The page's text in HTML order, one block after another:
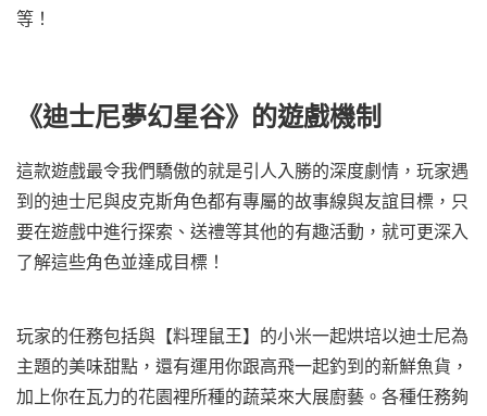
等！
《迪士尼夢幻星谷》的遊戲機制
這款遊戲最令我們驕傲的就是引人入勝的深度劇情，玩家遇
到的迪士尼與皮克斯角色都有專屬的故事線與友誼目標，只
要在遊戲中進行探索、送禮等其他的有趣活動，就可更深入
了解這些角色並達成目標！
玩家的任務包括與【料理鼠王】的小米一起烘培以迪士尼為
主題的美味甜點，還有運用你跟高飛一起釣到的新鮮魚貨，
加上你在瓦力的花園裡所種的蔬菜來大展廚藝。各種任務夠